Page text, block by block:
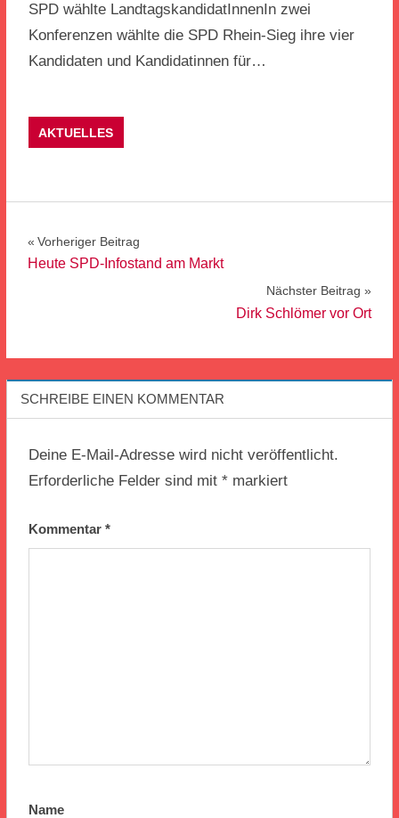
SPD wählte LandtagskandidatInnenIn zwei
Konferenzen wählte die SPD Rhein-Sieg ihre vier
Kandidaten und Kandidatinnen für…
AKTUELLES
Beitragsnavigation
Vorheriger Beitrag
Heute SPD-Infostand am Markt
Nächster Beitrag
Dirk Schlömer vor Ort
SCHREIBE EINEN KOMMENTAR
Deine E-Mail-Adresse wird nicht veröffentlicht.
Erforderliche Felder sind mit *markiert
Kommentar *
Name